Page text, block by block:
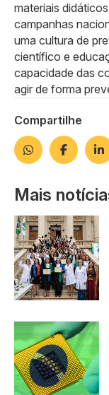
materiais
campanhas
uma cultura de
científico e
capacidade das
agir de forma
Compartilhe
Mais